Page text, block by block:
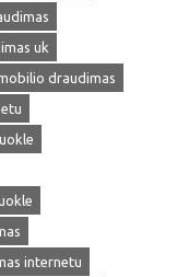
uk
draudimas
internetu